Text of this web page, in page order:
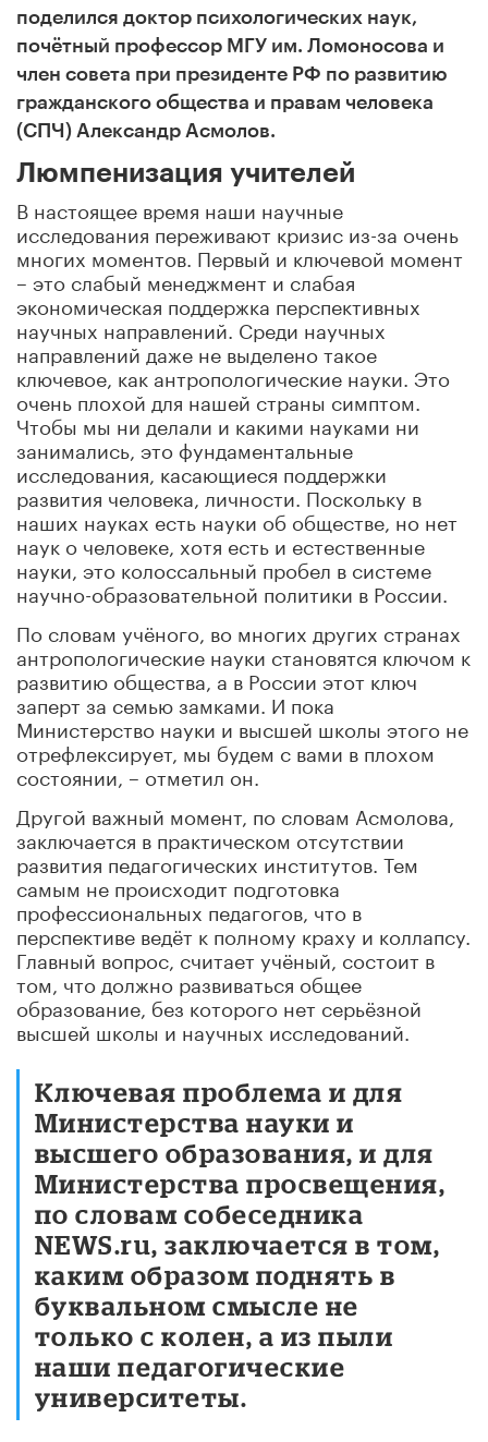
поделился доктор психологических наук,
почётный профессор МГУ им. Ломоносова и
член совета при президенте РФ по развитию
гражданского общества и правам человека
(СПЧ) Александр Асмолов.
Люмпенизация учителей
В настоящее время наши научные
исследования переживают кризис из-за очень
многих моментов. Первый и ключевой момент
– это слабый менеджмент и слабая
экономическая поддержка перспективных
научных направлений. Среди научных
направлений даже не выделено такое
ключевое, как антропологические науки. Это
очень плохой для нашей страны симптом.
Чтобы мы ни делали и какими науками ни
занимались, это фундаментальные
исследования, касающиеся поддержки
развития человека, личности. Поскольку в
наших науках есть науки об обществе, но нет
наук о человеке, хотя есть и естественные
науки, это колоссальный пробел в системе
научно-образовательной политики в России
По словам учёного, во многих других странах
антропологические науки становятся ключом к
развитию общества, а в России этот ключ
заперт за семью замками. И пока
Министерство науки и высшей школы этого не
отрефлексирует, мы будем с вами в плохом
состоянии, – отметил он.
Другой важный момент, по словам Асмолова
заключается в практическом отсутствии
развития педагогических институтов. Тем
самым не происходит подготовка
профессиональных педагогов, что в
перспективе ведёт к полному краху и коллапсу.
Главный вопрос, считает учёный, состоит в
том, что должно развиваться общее
образование, без которого нет серьёзной
высшей школы и научных исследований.
Ключевая проблема и для
Министерства науки и
высшего образования, и для
Министерства просвещения,
по словам собеседника
NEWS.ru, заключается в том,
каким образом поднять в
буквальном смысле не
только с колен, а из пыли
наши педагогические
университеты.